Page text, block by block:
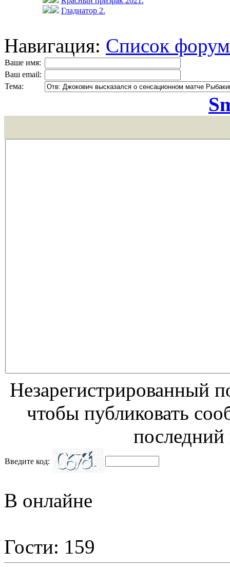
Гладиатор 2.
Навигация: Список
Ваше имя:
Ваш email:
Тема:
Незарегистрированный
чтобы публиковать
Введите код:
В онлайне
Гости: 159